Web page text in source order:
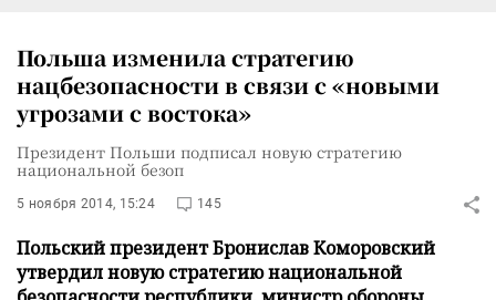
Польша изменила стратегию
нацбезопасности в связи с «новыми
угрозами с востока»
Президент Польши подписал новую стратегию
национальной безоп
5 ноября 2014, 15:24 145
Польский президент Бронислав Коморовский
утвердил новую стратегию национальной